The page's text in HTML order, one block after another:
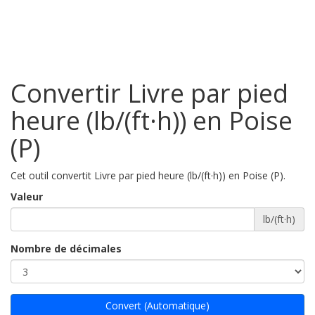
Convertir Livre par pied
heure (lb/(ft·h)) en Poise
(P)
Cet outil convertit Livre par pied heure (lb/(ft·h)) en Poise (P).
Valeur
lb/(ft·h)
Nombre de décimales
Convert (Automatique)